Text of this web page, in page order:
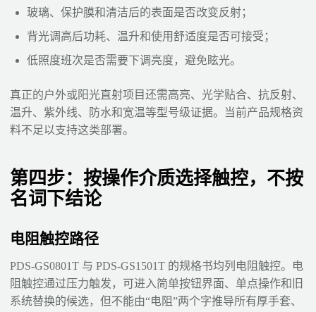
玻璃、保护膜和清洁后的表面是否改变反射；
背光调高后功耗、温升和使用舒适度是否可接受；
低照度班次是否需要下调亮度，避免眩光。
真正的户外或阳光直射项目还需高亮、光学贴合、抗反射、
温升、紫外线、防水和宽温等型号级证据。当前产品规格资
料不足以支持这类部署。
第四步：按操作介质选择触控，不按
名词下结论
电阻触控路径
PDS-GS0801T 与 PDS-GS1501T 的规格书均列电阻触控。电
阻触控通过压力触发，可进入简单按钮界面、单点操作和旧
系统替换的候选，但不能由“电阻”两个字推导所有厚手套、